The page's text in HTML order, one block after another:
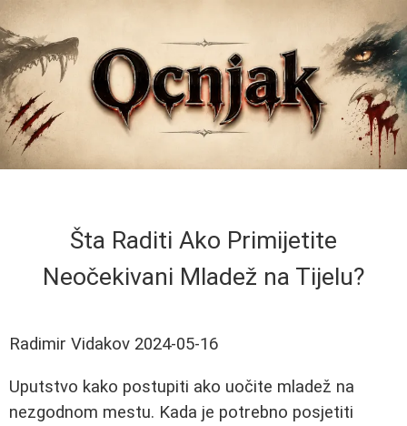
Šta Raditi Ako Primijetite
Neočekivani Mladež na Tijelu?
Radimir Vidakov 2024-05-16
Uputstvo kako postupiti ako uočite mladež na
nezgodnom mestu. Kada je potrebno posjetiti